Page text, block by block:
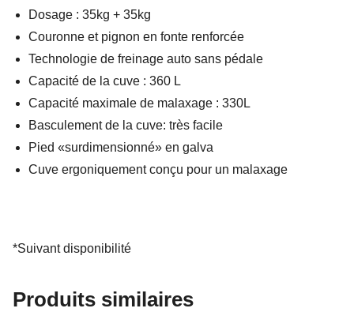
Dosage : 35kg + 35kg
Couronne et pignon en fonte renforcée
Technologie de freinage auto sans pédale
Capacité de la cuve : 360 L
Capacité maximale de malaxage : 330L
Basculement de la cuve: très facile
Pied «surdimensionné» en galva
Cuve ergoniquement conçu pour un malaxage
*Suivant disponibilité
Produits similaires